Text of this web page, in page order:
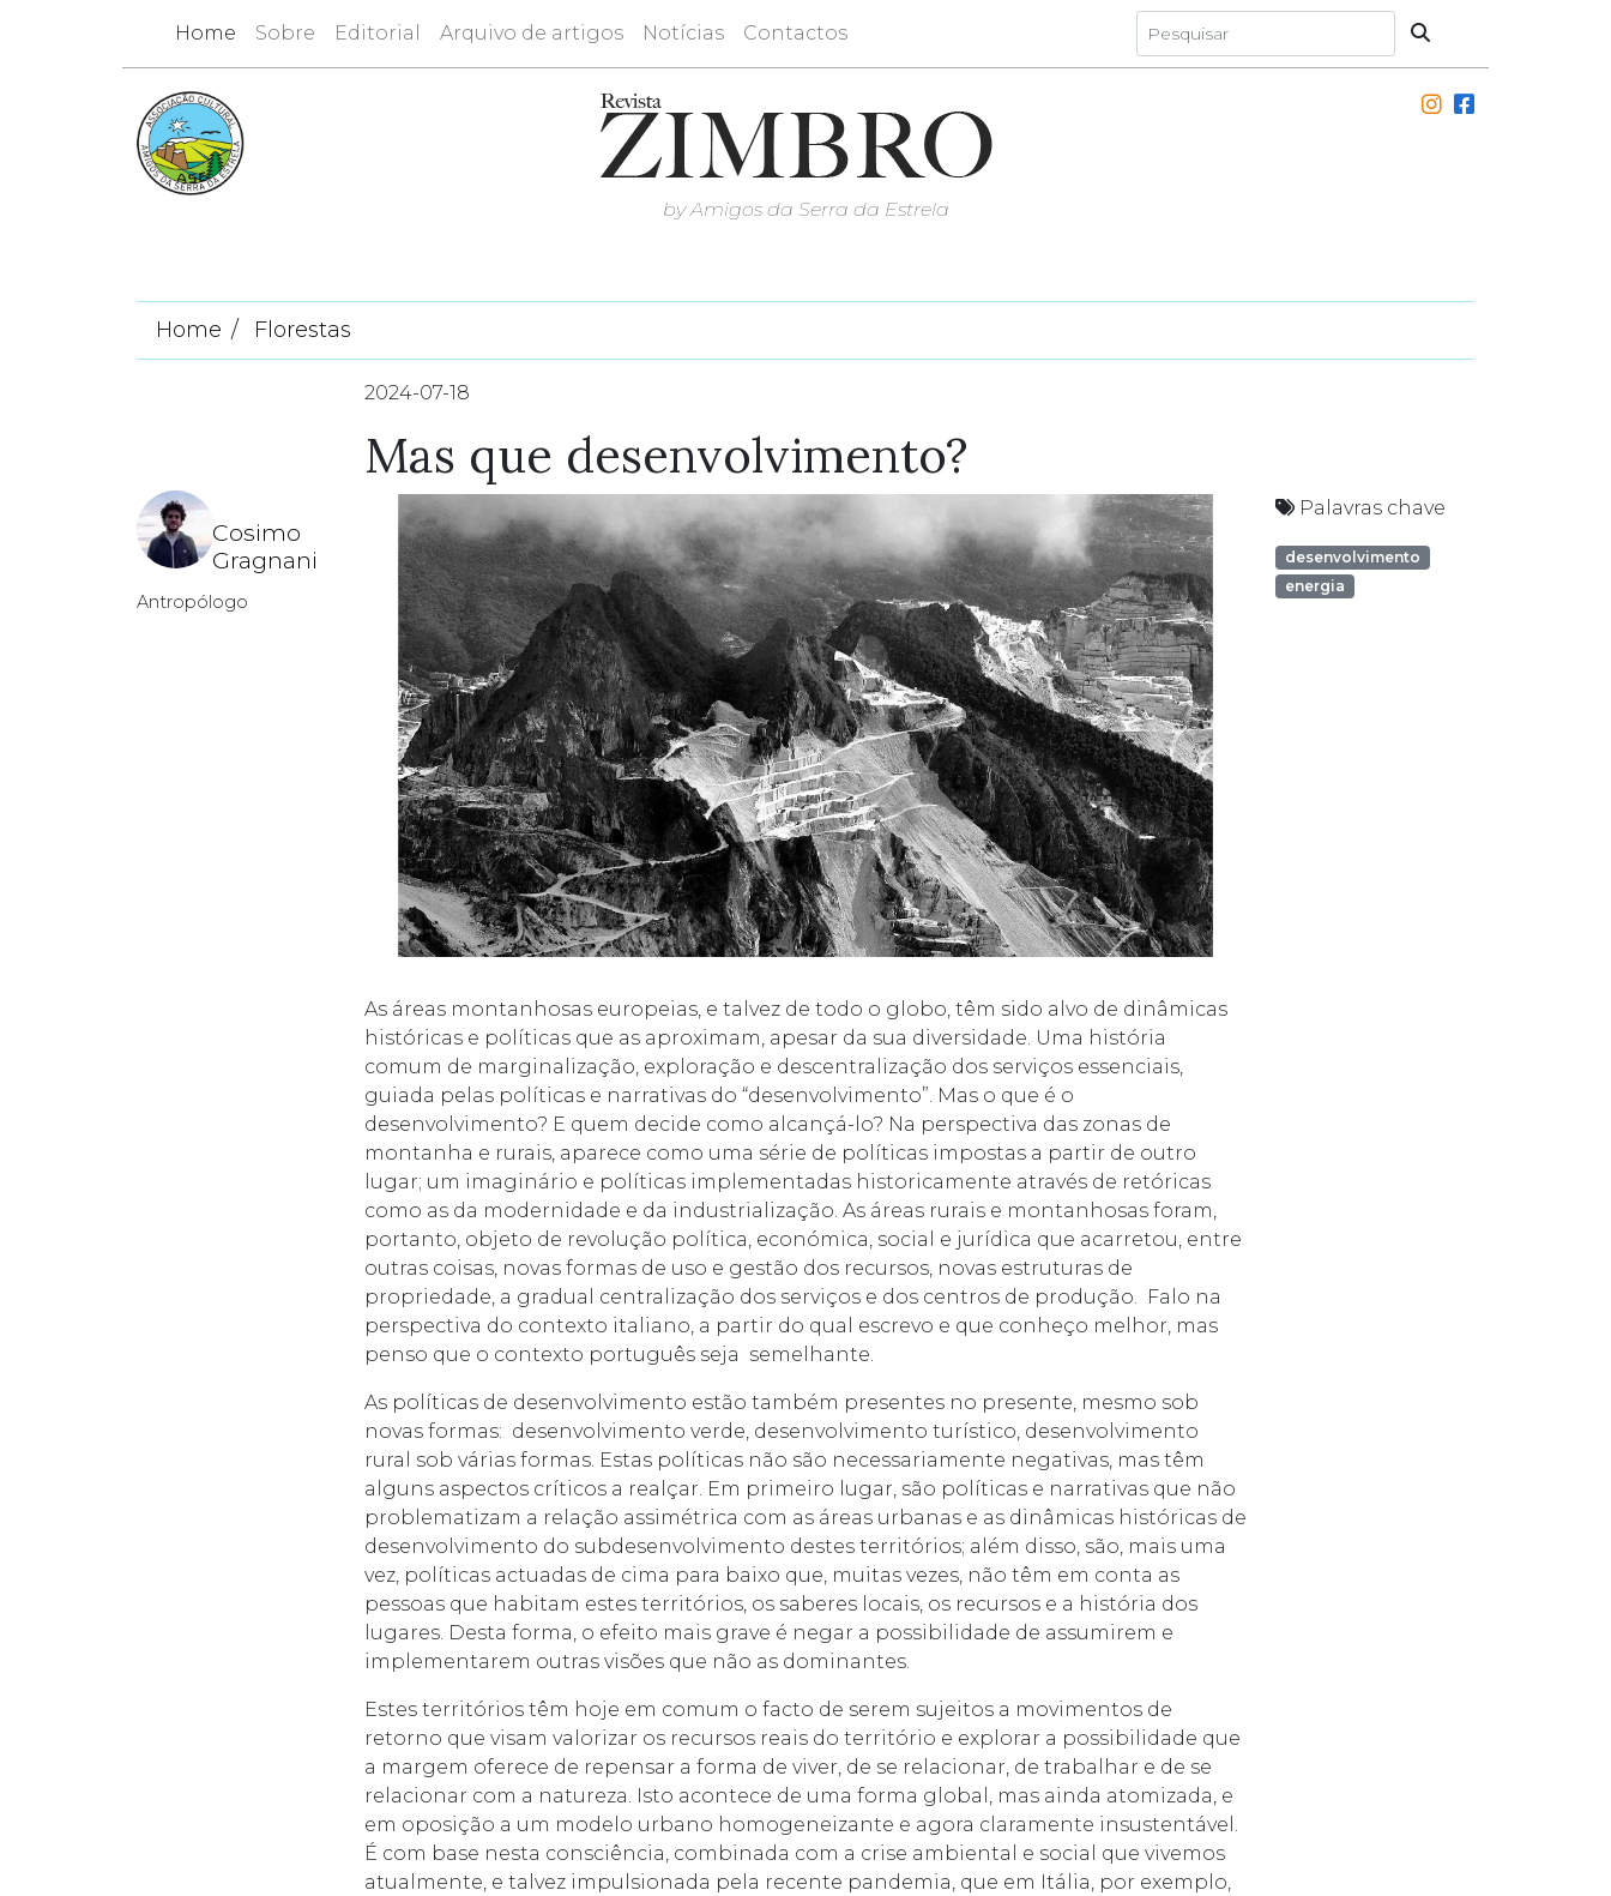
Home Sobre Editorial Arquivo de artigos Notícias Contactos
by Amigos da Serra da Estrela
Home Florestas
Cosimo
Gragnani
Antropólogo
2024-07-18
Mas que desenvolvimento?
Palavras chave
desenvolvimento
energia
As áreas montanhosas europeias, e talvez de todo o globo, têm sido alvo de dinâmicas
históricas e políticas que as aproximam, apesar da sua diversidade. Uma história
comum de marginalização, exploração e descentralização dos serviços essenciais,
guiada pelas políticas e narrativas do “desenvolvimento”. Mas o que é o
desenvolvimento? E quem decide como alcançá-lo? Na perspectiva das zonas de
montanha e rurais, aparece como uma série de políticas impostas a partir de outro
lugar; um imaginário e políticas implementadas historicamente através de retóricas
como as da modernidade e da industrialização. As áreas rurais e montanhosas foram,
portanto, objeto de revolução política, económica, social e jurídica que acarretou, entre
outras coisas, novas formas de uso e gestão dos recursos, novas estruturas de
propriedade, a gradual centralização dos serviços e dos centros de produção. Falo na
perspectiva do contexto italiano, a partir do qual escrevo e que conheço melhor, mas
penso que o contexto português seja semelhante.
As políticas de desenvolvimento estão também presentes no presente, mesmo sob
novas formas: desenvolvimento verde, desenvolvimento turístico, desenvolvimento
rural sob várias formas. Estas políticas não são necessariamente negativas, mas têm
alguns aspectos críticos a realçar. Em primeiro lugar, são políticas e narrativas que não
problematizam a relação assimétrica com as áreas urbanas e as dinâmicas históricas de
desenvolvimento do subdesenvolvimento destes territórios; além disso, são, mais uma
vez, políticas actuadas de cima para baixo que, muitas vezes, não têm em conta as
pessoas que habitam estes territórios, os saberes locais, os recursos e a história dos
lugares. Desta forma, o efeito mais grave é negar a possibilidade de assumirem e
implementarem outras visões que não as dominantes.
Estes territórios têm hoje em comum o facto de serem sujeitos a movimentos de
retorno que visam valorizar os recursos reais do território e explorar a possibilidade que
a margem oferece de repensar a forma de viver, de se relacionar, de trabalhar e de se
relacionar com a natureza. Isto acontece de uma forma global, mas ainda atomizada, e
em oposição a um modelo urbano homogeneizante e agora claramente insustentável.
É com base nesta consciência, combinada com a crise ambiental e social que vivemos
atualmente, e talvez impulsionada pela recente pandemia, que em Itália, por exemplo,